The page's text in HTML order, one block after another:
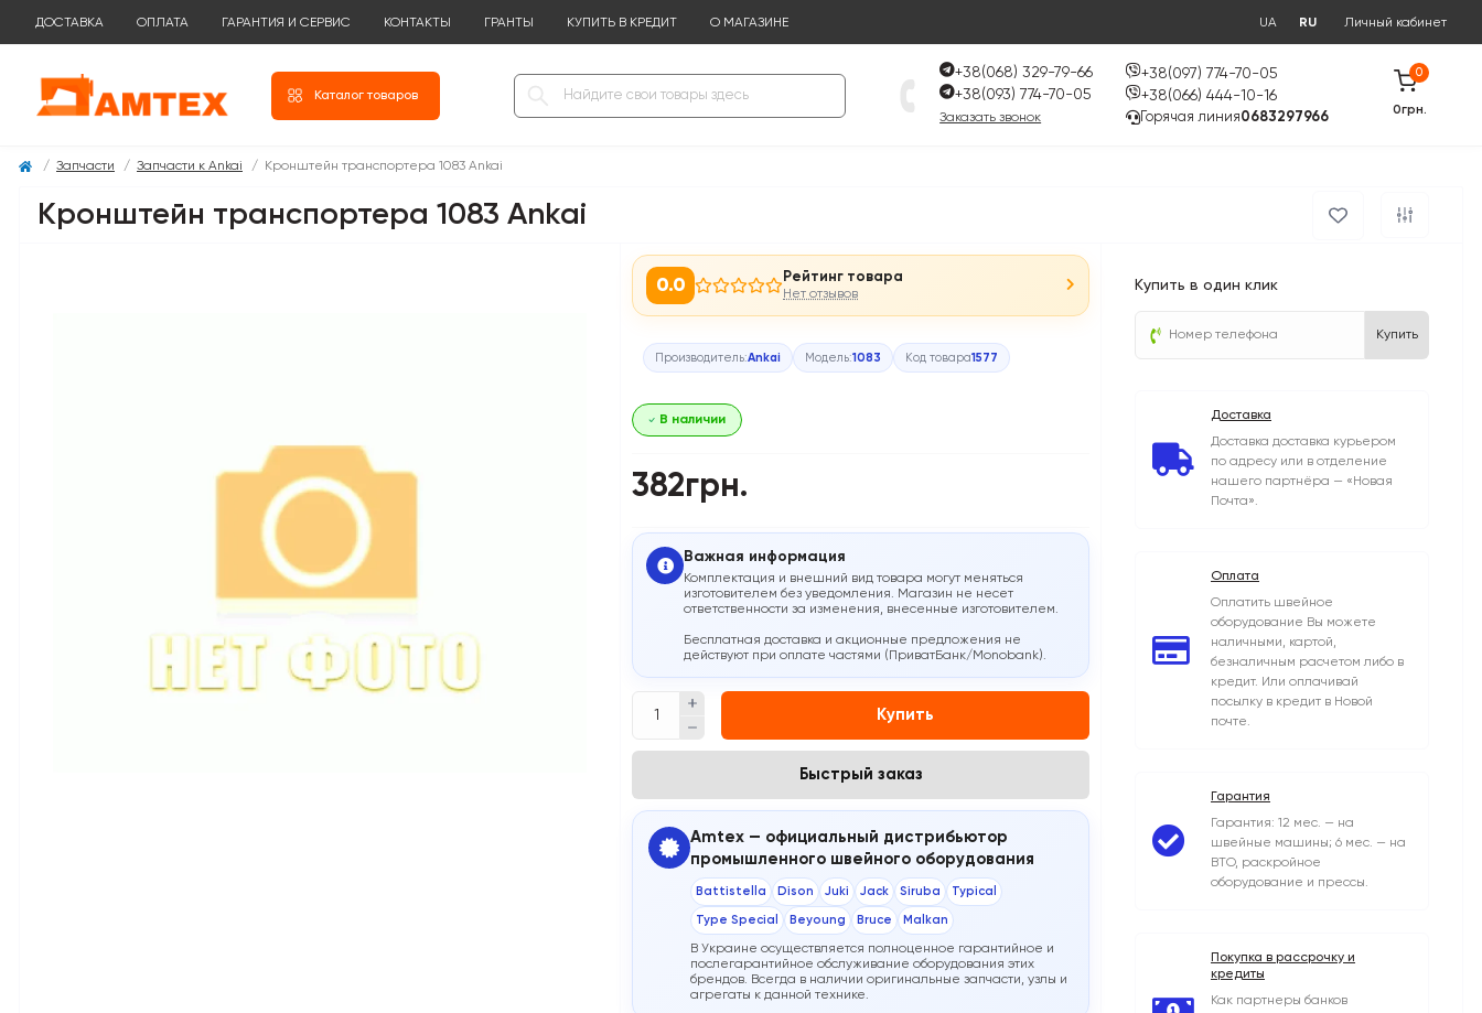
ДОСТАВКА ОПЛАТА ГАРАНТИЯ И СЕРВИС КОНТАКТЫ ГРАНТЫ КУПИТЬ В КРЕДИТ О МАГАЗИНЕ UA RU Личный кабинет
Каталог товаров
+38(068) 329-79-66
+38(093) 774-70-05
Заказать звонок
+38(097) 774-70-05
+38(066) 444-10-16
Горячая линия0683297966
0
0грн.
Запчасти Запчасти к Ankai Кронштейн транспортера 1083 Ankai
Кронштейн транспортера 1083 Ankai
0.0 Рейтинг товара
Нет отзывов
Производитель:Ankai Модель:1083 Код товара1577
В наличии
382грн.
Важная информация
Комплектация и внешний вид товара могут меняться
изготовителем без уведомления. Магазин не несет
ответственности за изменения, внесенные изготовителем.
Бесплатная доставка и акционные предложения не
действуют при оплате частями (ПриватБанк/Monobank).
Купить
Быстрый заказ
Amtex — официальный дистрибьютор
промышленного швейного оборудования
Battistella Dison Juki Jack Siruba Typical
Type Special Beyoung Bruce Malkan
В Украине осуществляется полноценное гарантийное и
послегарантийное обслуживание оборудования этих
брендов. Всегда в наличии оригинальные запчасти, узлы и
агрегаты к данной технике.
Купить в один клик
Купить
Доставка
Доставка доставка курьером
по адресу или в отделение
нашего партнёра — «Новая
Почта».
Оплата
Оплатить швейное
оборудование Вы можете
наличными, картой,
безналичным расчетом либо в
кредит. Или оплачивай
посылку в кредит в Новой
почте.
Гарантия
Гарантия: 12 мес. — на
швейные машины; 6 мес. — на
ВТО, раскройное
оборудование и прессы.
Покупка в рассрочку и
кредиты
Как партнеры банков